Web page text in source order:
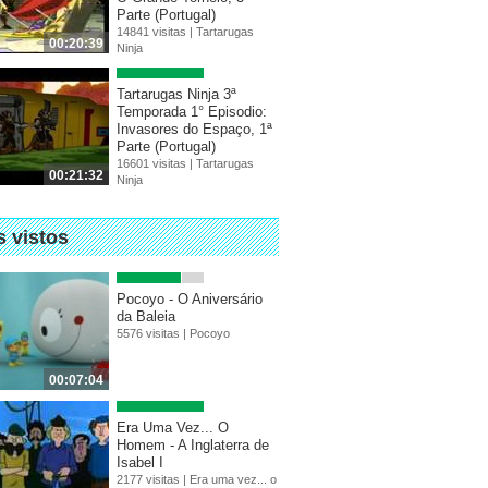
00:20:39
Parte (Portugal)
14841 visitas | Tartarugas
Ninja
00:21:32
Tartarugas Ninja 3ª
Temporada 1° Episodio:
Invasores do Espaço, 1ª
Parte (Portugal)
16601 visitas | Tartarugas
Ninja
vistos
00:07:04
Pocoyo - O Aniversário
da Baleia
5576 visitas | Pocoyo
Era Uma Vez... O
Homem - A Inglaterra de
Isabel I
2177 visitas | Era uma vez... o